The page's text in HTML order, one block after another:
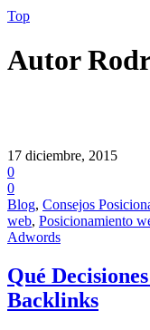
Top
Autor
17 diciembre, 2015
0
0
Blog, Consejos
web, Posicionamiento
Adwords
Qué
Backlinks